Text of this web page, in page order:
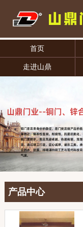
首页
走进山鼎
产品中心